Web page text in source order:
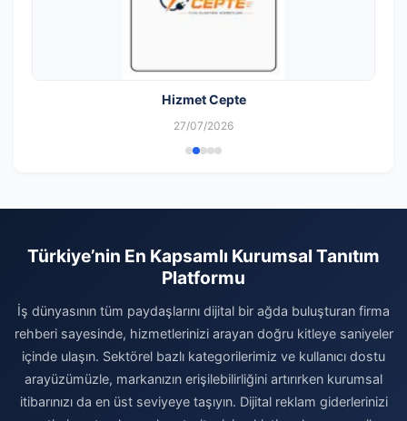
Hizmet Cepte
27/07/2026
Türkiye’nin En Kapsamlı Kurumsal Tanıtım
Platformu
İş dünyasının tüm paydaşlarını dijital bir ağda buluşturan firma
rehberi sayesinde, hizmetlerinizi arayan doğru kitleye saniyeler
içinde ulaşın. Sektörel bazlı kategorilerimiz ve kullanıcı dostu
arayüzümüzle, markanızın erişilebilirliğini artırırken kurumsal
itibarınızı da en üst seviyeye taşıyın. Dijital reklam giderlerinizi